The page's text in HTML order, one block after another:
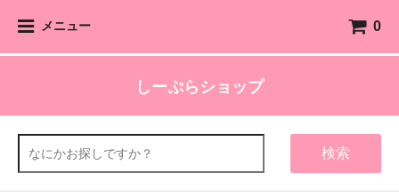
メニュー 0
しーぷらショップ
検索